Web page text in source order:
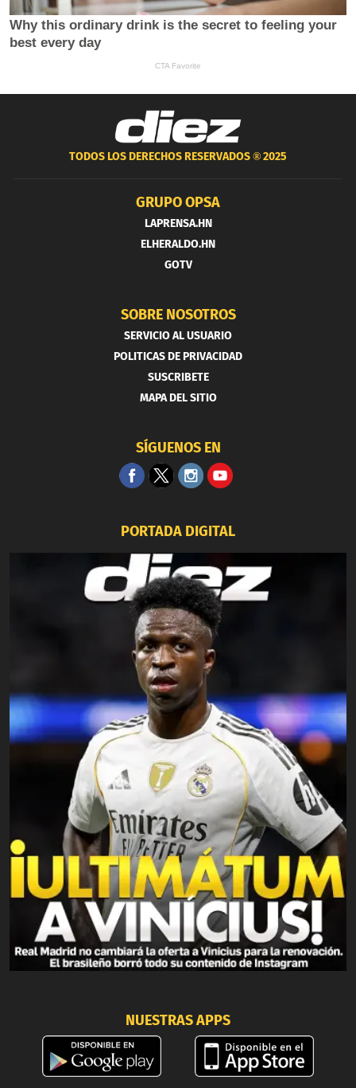
TODOS LOS DERECHOS RESERVADOS ®2025
GRUPO OPSA
LAPRENSA.HN
ELHERALDO.HN
GOTV
SOBRE NOSOTROS
SERVICIO AL USUARIO
POLITICAS DE PRIVACIDAD
SUSCRIBETE
MAPA DEL SITIO
SÍGUENOS EN
PORTADA DIGITAL
NUESTRAS APPS